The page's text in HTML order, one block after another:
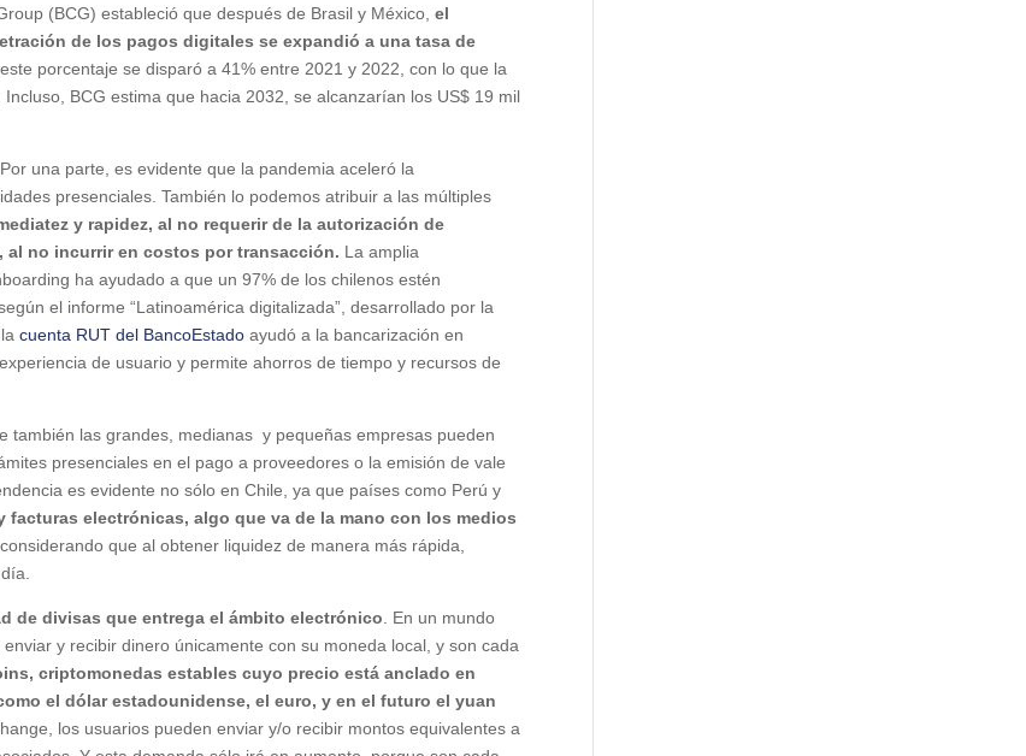
(BCG) estableció que después de Brasil y México,el
de los pagos digitales se expandió a una tasa de
porcentaje se disparó a 41% entre 2021 y 2022, con lo que la
BCG estima que hacia 2032, se alcanzarían los US$ 19 mil
una parte, es evidente que la pandemia aceleró la
presenciales. También lo podemos atribuir a las múltiples
y rapidez, al no requerir de la autorización de
no incurrir en costos por transacción. La amplia
ha ayudado a que un 97% de los chilenos estén
el informe “Latinoamérica digitalizada”, desarrollado por la
lacuenta RUT del BancoEstado ayudó a la bancarización en
de usuario y permite ahorros de tiempo y recursos de
también las grandes, medianas y pequeñas empresas pueden
presenciales en el pago a proveedores o la emisión de vale
es evidente no sólo en Chile, ya que países como Perú y
facturas electrónicas, algo que va de la mano con los medios
que al obtener liquidez de manera más rápida,
de divisas que entrega el ámbito electrónico. En un mundo
y recibir dinero únicamente con su moneda local, y son cada
criptomonedas estables cuyo precio está anclado en
el dólar estadounidense, el euro, y en el futuro el yuan
los usuarios pueden enviar y/o recibir montos equivalentes a